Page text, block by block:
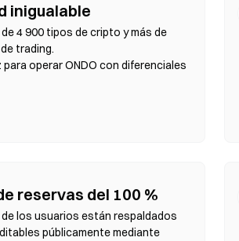
to-peer (entre usuarios) sin intermediarios.
(en la cadena), sin necesidad de registro ni
establece la tolerancia de
pueden variar respecto a los mercados
en DEX se realiza en cadenas compatibles
inigualable
4 900 tipos de cripto y más de
trading.
operar ONDO con diferenciales
reservas del 100 %
los usuarios están respaldados
públicamente mediante